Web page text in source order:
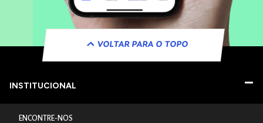
VOLTAR PARA O TOPO
INSTITUCIONAL
ENCONTRE-NOS